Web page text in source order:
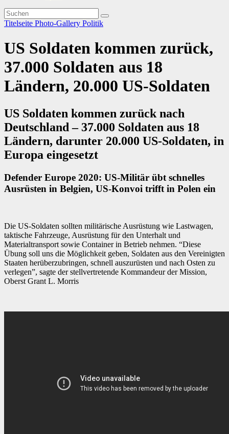
Titelseite Photo-Gallery Politik
US Soldaten kommen zurück,
37.000 Soldaten aus 18
Ländern, 20.000 US-Soldaten
US Soldaten kommen zurück nach
Deutschland – 37.000 Soldaten aus 18
Ländern, darunter 20.000 US-Soldaten, in
Europa eingesetzt
Defender Europe 2020: US-Militär übt schnelles
Ausrüsten in Belgien, US-Konvoi trifft in Polen ein
Die US-Soldaten sollten militärische Ausrüstung wie Lastwagen,
taktische Fahrzeuge, Ausrüstung für den Unterhalt und
Materialtransport sowie Container in Betrieb nehmen. “Diese
Übung soll uns die Möglichkeit geben, Soldaten aus den Vereinigten
Staaten herüberzubringen, schnell auszurüsten und nach Osten zu
verlegen”, sagte der stellvertretende Kommandeur der Mission,
Oberst Grant L. Morris